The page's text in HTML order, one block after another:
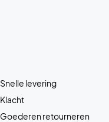
Snelle levering
Klacht
Goederen retourneren